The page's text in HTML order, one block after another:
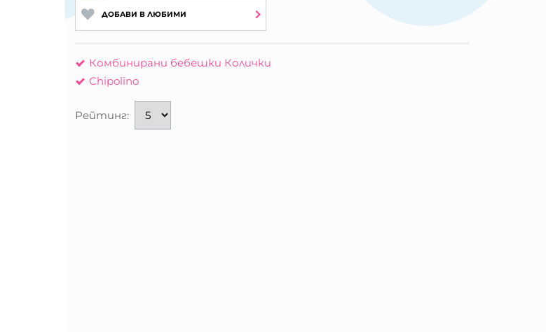
ДОБАВИ В ЛЮБИМИ
Комбинирани бебешки Колички
Chipolino
Рейтинг: